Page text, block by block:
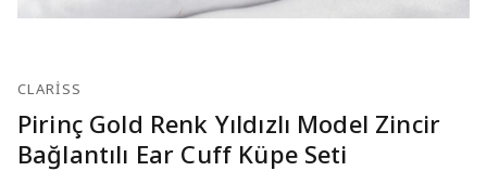
CLARISS
Pirinç Gold Renk Yıldızlı Model Zincir
Bağlantılı Ear Cuff Küpe Seti